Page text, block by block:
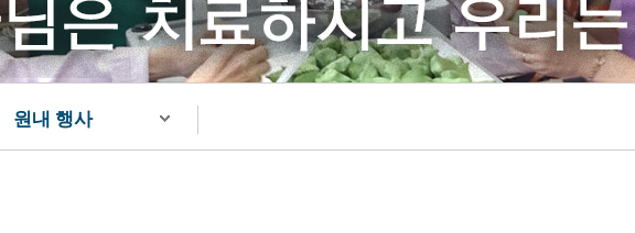
원내 행사